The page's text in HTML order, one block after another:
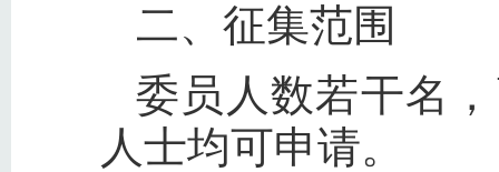
二、征集范围
委员人数若干名
人士均可申请。